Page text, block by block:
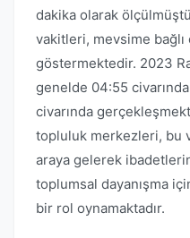
dakika olarak
vakitleri, mevsime
göstermektedir. 2023
genelde 04:55
civarında
topluluk merkezleri, bu
araya gelerek
toplumsal dayanışma
bir rol oynamaktadır.